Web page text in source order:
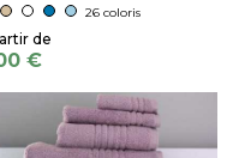
26 coloris
€